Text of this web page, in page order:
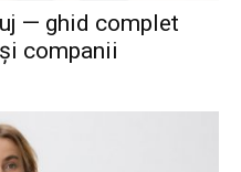
— ghid complet
companii